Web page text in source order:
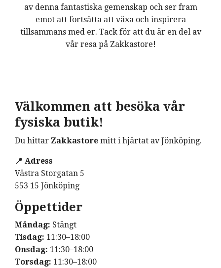
av denna fantastiska gemenskap och ser fram
emot att fortsätta att växa och inspirera
tillsammans med er. Tack för att du är en del av
vår resa på Zakkastore!
Välkommen att besöka vår
fysiska butik!
Du hittar Zakkastore mitt i hjärtat av Jönköping.
📍 Adress
Västra Storgatan 5
553 15 Jönköping
Öppettider
Måndag: Stängt
Tisdag: 11:30–18:00
Onsdag: 11:30–18:00
Torsdag: 11:30–18:00